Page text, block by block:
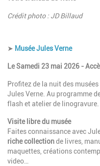
Crédit photo : JD Billaud
Description
➤ Musée Jules Verne
Le Samedi 23 mai 2026 -
Profitez de la nuit des
Jules Verne. Au programme
flash et atelier de linogravure.
Visite libre du musée
Faites connaissance avec
riche collectionde livres,
maquettes, créations
video…